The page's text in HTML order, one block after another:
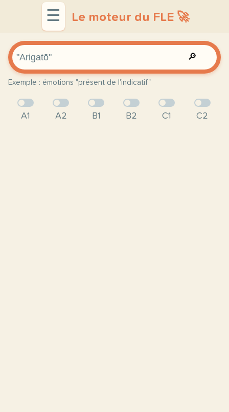
☰ Le moteur du FLE 🚀
🔎
Exemple : émotions "présent de l'indicatif"
A1 A2 B1 B2 C1 C2